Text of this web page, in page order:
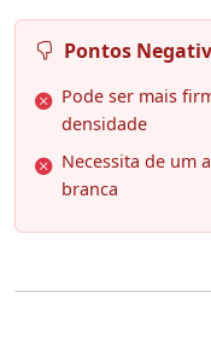
Pontos
Pode ser mais
densidade
Necessita de um
branca